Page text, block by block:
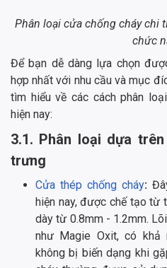
Phân loại cửa chống cháy chi
chức
Để bạn dễ dàng lựa chọn
hợp nhất với nhu cầu và mục
tìm hiểu về các cách phân loại
hiện nay:
3.1. Phân loại dựa
trưng
Cửa thép chống cháy:
hiện nay, được chế tạo
dày từ 0.8mm - 1.2mm.
như Magie Oxit, có
không bị biến dạng khi